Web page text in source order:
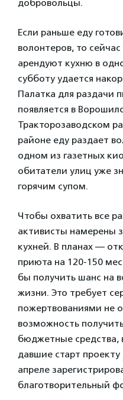
добровольцы.
Если раньше еду
волонтеров, то
арендуют кухню в
субботу удается
Палатка для раздачи
появляется в
Тракторозаводском
районе еду раздает
одном из газетных
обитатели улиц уже
горячим супом.
Чтобы охватить все
активисты намерены
кухней. В планах —
приюта на 120-150
бы получить шанс на
жизни. Это требует
пожертвованиями не
возможность
бюджетные средства,
давшие старт проекту
апреле
благотворительный